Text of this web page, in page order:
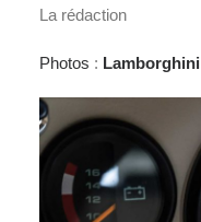
La rédaction
Photos :